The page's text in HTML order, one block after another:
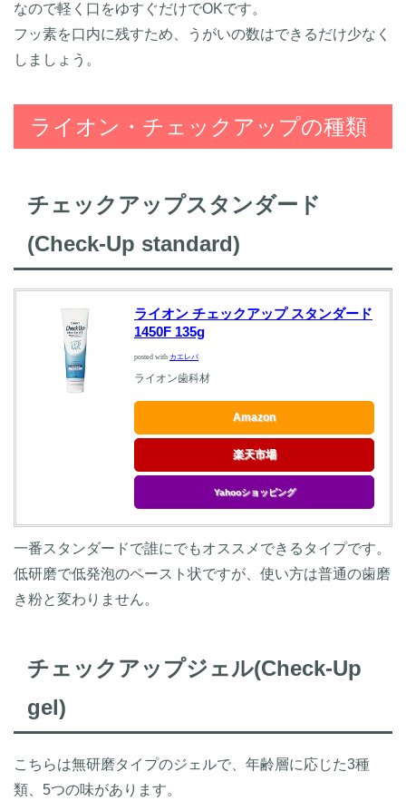
なので軽く口をゆすぐだけでOKです。
フッ素を口内に残すため、うがいの数はできるだけ少なく
しましょう。
ライオン・チェックアップの種類
チェックアップスタンダード
(Check-Up standard)
ライオン チェックアップ スタンダード
1450F 135g
posted with カエレバ
ライオン歯科材
Amazon
楽天市場
Yahooショッピング
一番スタンダードで誰にでもオススメできるタイプです。
低研磨で低発泡のペースト状ですが、使い方は普通の歯磨
き粉と変わりません。
チェックアップジェル(Check-Up
gel)
こちらは無研磨タイプのジェルで、年齢層に応じた3種
類、5つの味があります。